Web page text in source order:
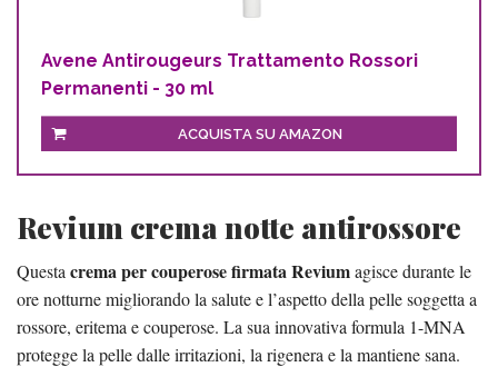
Avene Antirougeurs Trattamento Rossori
Permanenti - 30 ml
ACQUISTA SU AMAZON
Revium crema notte antirossore
Questa crema per couperose firmata Reviumagisce durante le
ore notturne migliorando la salute e l’aspetto della pelle soggetta a
rossore, eritema e couperose. La sua innovativa formula 1-MNA
protegge la pelle dalle irritazioni, la rigenera e la mantiene sana.